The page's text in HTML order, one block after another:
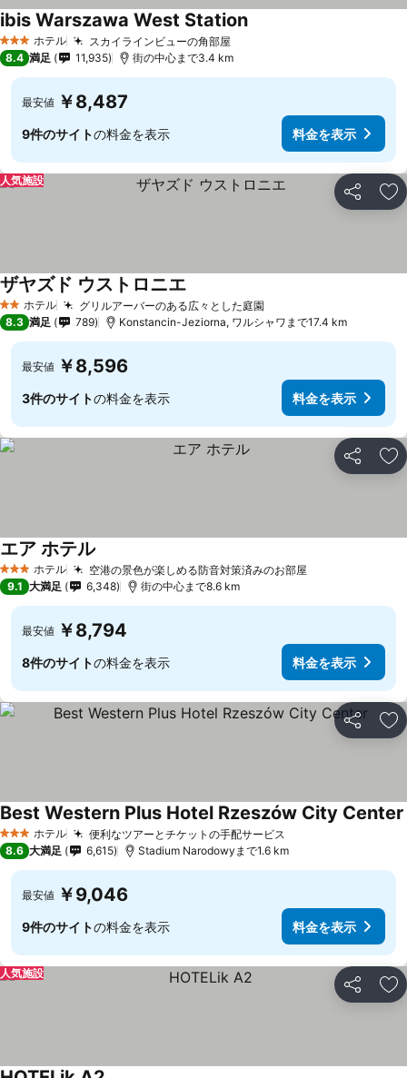
3 ホテルのランク
ホテル スカイラインビューの角部屋料金を表示
ibis Warszawa West Station料金を表示
8.4 満足 11,935 街の中心まで3.4 km
最安値 ￥8,487
9件のサイトの料金を表示 料金を表示
シェア お
人気施設
2 ホテルのランク
ホテル グリルアーバーのある広々とした庭園
ザヤズド ウストロニエ料金を表示
8.3 満足 789 Konstancin-Jeziorna, ワルシャワまで17.4 km
最安値 ￥8,596
3件のサイトの料金を表示 料金を表示
シェア お
3 ホテルのランク
ホテル 空港の景色が楽しめる防音対策済みのお部屋料金を表示
エア ホテル
9.1 大満足 6,348 街の中心まで8.6 km
最安値 ￥8,794
8件のサイトの料金を表示 料金を表示
シェア お
3 ホテルのランク
ホテル 便利なツアーとチケットの手配サービス
Best Western Plus Hotel Rzeszów City Center
8.6 大満足 6,615 Stadium Narodowyまで1.6 km
最安値 ￥9,046
9件のサイトの料金を表示 料金を表示
シェア お
人気施設